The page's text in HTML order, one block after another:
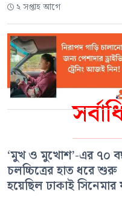
‘মুখ ও মুখোশ’-এর ৭০
চলচ্চিত্রের হাত ধরে শুরু
হয়েছিল ঢাকাই সিনেমার
২ সপ্তাহ আগে